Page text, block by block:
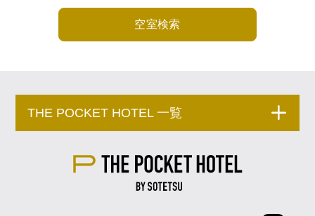
空室検索
THE POCKET HOTEL 一覧